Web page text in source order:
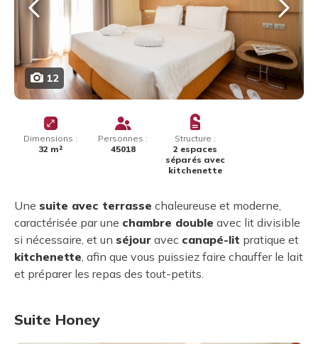
Dimensions :
32 m²
Personnes :
45018
Structure :
2 espaces
séparés avec
kitchenette
Une suite avec terrasse chaleureuse et moderne,
caractérisée par une chambre double avec lit divisible
si nécessaire, et un séjour avec canapé-lit pratique et
kitchenette , afin que vous puissiez faire chauffer le lait
et préparer les repas des tout-petits.
12
Suite Honey